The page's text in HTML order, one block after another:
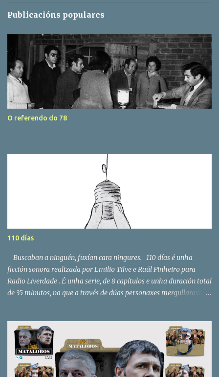
Publicacións populares
O referendo do 78
110 días
Buscaban a ninguén, fuxían cara ningures. 110 días é unha
ficción sonora realizada por Emilio Tilve e Raúl Pinheiro para
Radio Liverdade . É unha serie, de 8 capítulos e unha duración total
de 35 minutos, na que a través de dúas personaxes mergullaraste e
serie completa no seguinte audio ou por capítulos a continuación.
Serie completa Capítulo 1 Capítulo 2 Capítulo 3 Capítulo 4
Capítulo 5 Capítulo 6 Capítulo 7 Capítulo FINAL Extras 110 días
no #ÉMoito de Twitch en Galego . 110 días no Twitch.
Retransmisión do derradeiro capítulo en directo por Twitch e